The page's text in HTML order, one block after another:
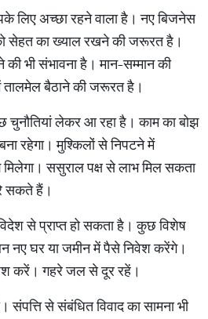
लिए अच्छा रहने वाला है। नए बिजनेस
सेहत का ख्याल रखने की जरूरत है।
भी संभावना है। मान-सम्मान की
में तालमेल बैठाने की जरूरत है।
लेकर आ रहा है। काम का बोझ
रहेगा। मुश्किलों से निपटने में
ससुराल पक्ष से लाभ मिल सकता
सकते हैं।
से प्राप्त हो सकता है। कुछ विशेष
नए घर या जमीन में पैसे निवेश करेंगे।
करें। गहरे जल से दूर रहें।
संपत्ति से संबंधित विवाद का सामना भी